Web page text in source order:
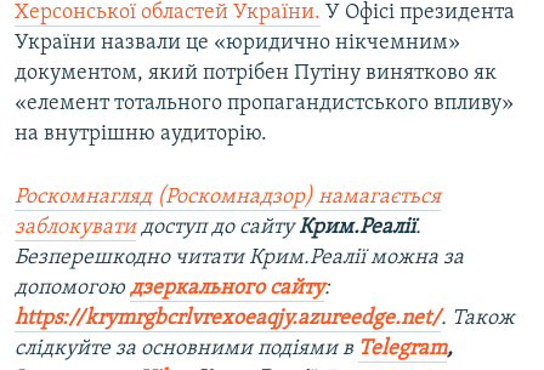
Херсонської областей України. У Офісі президента
України назвали це «юридично нікчемним»
документом, який потрібен Путіну винятково як
«елемент тотального пропагандистського впливу»
на внутрішню аудиторію.
Роскомнагляд (Роскомнадзор) намагається
заблокуватидоступ до сайтуКрим.Реалії.
Безперешкодно читати Крим.Реалії можна за
допомогою дзеркального сайту:
https://krymrgbcrlvrexoeaqjy.azureedge.net/. Також
слідкуйте за основними подіями в Telegram,